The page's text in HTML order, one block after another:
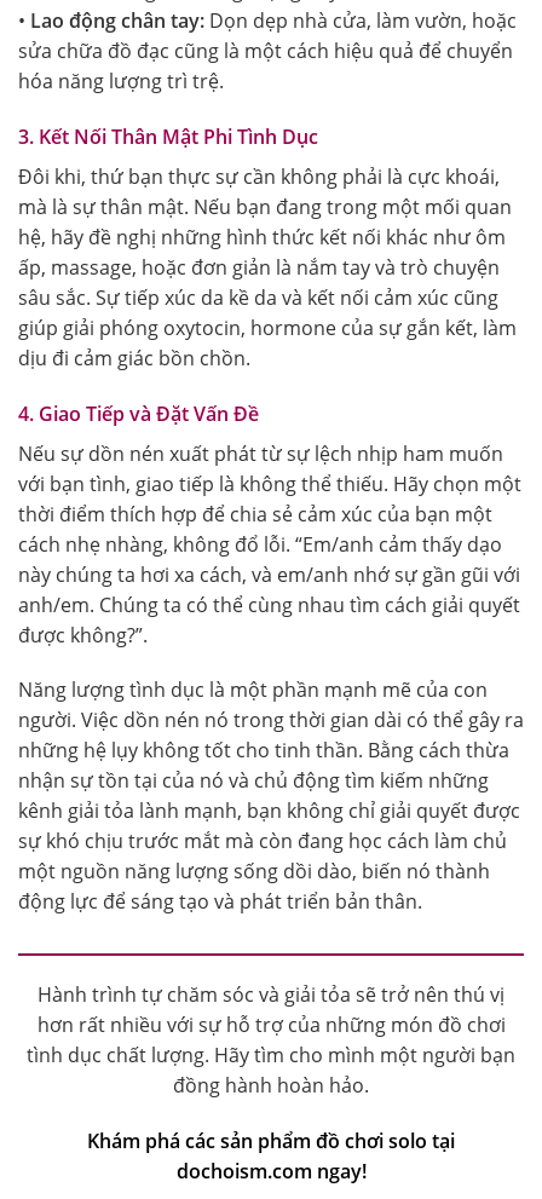
• Lao động chân tay: Dọn dẹp nhà cửa, làm vườn, hoặc
sửa chữa đồ đạc cũng là một cách hiệu quả để chuyển
hóa năng lượng trì trệ.
3. Kết Nối Thân Mật Phi Tình Dục
Đôi khi, thứ bạn thực sự cần không phải là cực khoái,
mà là sự thân mật. Nếu bạn đang trong một mối quan
hệ, hãy đề nghị những hình thức kết nối khác như ôm
ấp, massage, hoặc đơn giản là nắm tay và trò chuyện
sâu sắc. Sự tiếp xúc da kề da và kết nối cảm xúc cũng
giúp giải phóng oxytocin, hormone của sự gắn kết, làm
dịu đi cảm giác bồn chồn.
4. Giao Tiếp và Đặt Vấn Đề
Nếu sự dồn nén xuất phát từ sự lệch nhịp ham muốn
với bạn tình, giao tiếp là không thể thiếu. Hãy chọn một
thời điểm thích hợp để chia sẻ cảm xúc của bạn một
cách nhẹ nhàng, không đổ lỗi. “Em/anh cảm thấy dạo
này chúng ta hơi xa cách, và em/anh nhớ sự gần gũi với
anh/em. Chúng ta có thể cùng nhau tìm cách giải quyết
được không?”.
Năng lượng tình dục là một phần mạnh mẽ của con
người. Việc dồn nén nó trong thời gian dài có thể gây ra
những hệ lụy không tốt cho tinh thần. Bằng cách thừa
nhận sự tồn tại của nó và chủ động tìm kiếm những
kênh giải tỏa lành mạnh, bạn không chỉ giải quyết được
sự khó chịu trước mắt mà còn đang học cách làm chủ
một nguồn năng lượng sống dồi dào, biến nó thành
động lực để sáng tạo và phát triển bản thân.
Hành trình tự chăm sóc và giải tỏa sẽ trở nên thú vị
hơn rất nhiều với sự hỗ trợ của những món đồ chơi
tình dục chất lượng. Hãy tìm cho mình một người bạn
đồng hành hoàn hảo.
Khám phá các sản phẩm đồ chơi solo tại
dochoism.com ngay!